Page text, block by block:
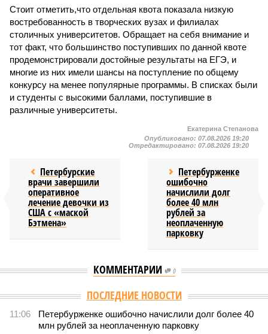
Стоит отметить,что отдельная квота показала низкую
востребованность в творческих вузах и филиалах
столичных университетов. Обращает на себя внимание и
тот факт, что большинство поступивших по данной квоте
продемонстрировали достойные результаты на ЕГЭ, и
многие из них имели шансы на поступление по общему
конкурсу на менее популярные программы. В списках были
и студенты с высокими баллами, поступившие в
различные университеты.
Екатерина Степанова
Опубликовано: 07.08.2026 19:20
Отредактировано: 07.08.2026 19:20
Петербурские
врачи завершили
оперативное
лечение девочки из
США с «маской
Бэтмена»
Петербурженке
ошибочно
начислили долг
более 40 млн
рублей за
неоплаченную
парковку
КОММЕНТАРИИ 0
ПОСЛЕДНИЕ НОВОСТИ
11:06
Петербурженке ошибочно начислили долг более 40
млн рублей за неоплаченную парковку